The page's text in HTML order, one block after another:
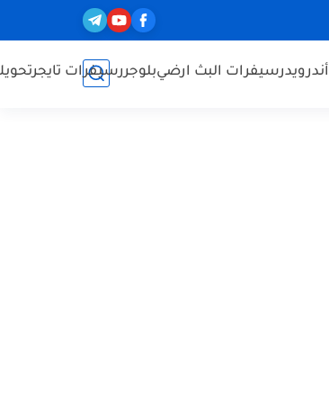
أندرويدرسيفرات البث ارضيبلوجررسيفرات تايجر